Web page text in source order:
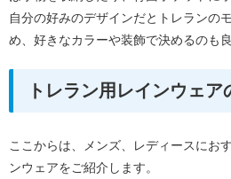
自分の好みのデザインだとトレランの
め、好きなカラーや装飾で決めるのも
トレラン用レインウェ
ここからは、メンズ、レディースにお
ンウェアをご紹介します。